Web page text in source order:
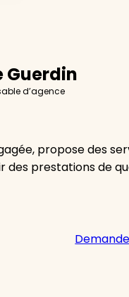
Guerdin
d’agence
propose des
des prestations de